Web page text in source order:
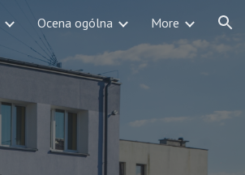
Ocena ogólna More